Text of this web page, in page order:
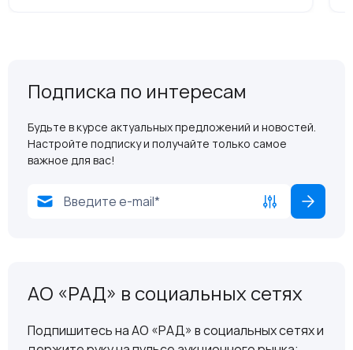
Подписка по интересам
Будьте в курсе актуальных предложений и новостей.
Настройте подписку и получайте только самое
важное для вас!
АО «РАД» в социальных сетях
Подпишитесь на АО «РАД» в социальных сетях и